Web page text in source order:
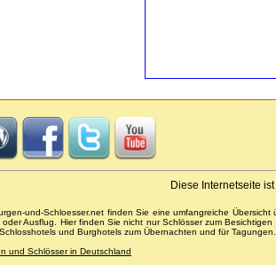
Diese Internetseite
und-Schloesser.net finden Sie eine umfangreiche
oder Ausflug. Hier finden Sie nicht nur Schlösser zum
und Burghotels zum Übernachten und für Tagungen.
und Schlösser in Deutschland